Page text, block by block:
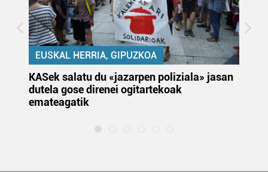
EUSKAL HERRIA, GIPUZKOA
KASek salatu du «jazarpen poliziala» jasan
dutela gose direnei ogitartekoak
emateagatik